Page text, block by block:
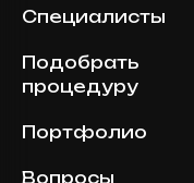
Специалисты
Подобрать
процедуру
Портфолио
Вопросы